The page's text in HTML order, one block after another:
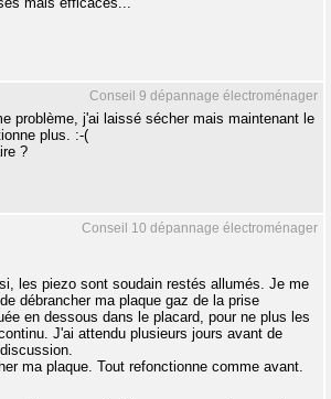
Conseil 9 dépannage électroménager
problème, j'ai laissé sécher mais maintenant le
plus. :-(
?
Conseil 10 dépannage électroménager
les piezo sont soudain restés allumés. Je me
débrancher ma plaque gaz de la prise
en dessous dans le placard, pour ne plus les
J'ai attendu plusieurs jours avant de
ma plaque. Tout refonctionne comme avant.